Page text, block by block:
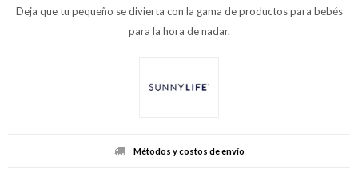
Deja que tu pequeño se divierta con la gama de productos para bebés
para la hora de nadar.
Métodos y costos de envío